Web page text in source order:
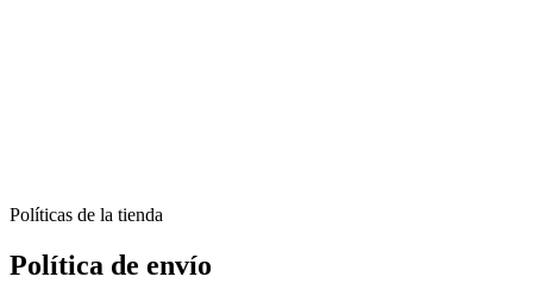
Políticas de la tienda
Política de envío